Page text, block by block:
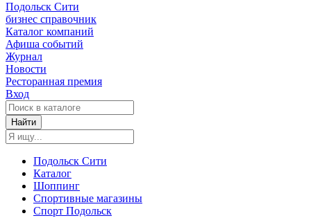
Подольск Сити
бизнес справочник
Каталог компаний
Афиша событий
Журнал
Новости
Ресторанная премия
Вход
Найти
Подольск Сити
Каталог
Шоппинг
Спортивные магазины
Спорт Подольск